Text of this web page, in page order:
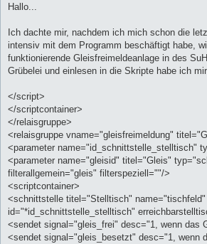
i
a
Hallo...
Ich dachte mir, nachdem ich mich schon die
intensiv mit dem Programm beschäftigt habe,
funktionierende Gleisfreimeldeanlage in des
Grübelei und einlesen in die Skripte habe ich
</script>
</scriptcontainer>
</relaisgruppe>
<relaisgruppe vname="gleisfreimeldung"
<parameter name="id_schnittstelle_stelltisch"
<parameter name="gleisid" titel="Gleis"
filterallgemein="gleis" filterspeziell=""/>
<scriptcontainer>
<schnittstelle titel="Stelltisch" name="tischfeld"
id="*id_schnittstelle_stelltisch"
<sendet signal="gleis_frei" desc="1, wenn das
<sendet signal="gleis_besetzt" desc="1, wenn